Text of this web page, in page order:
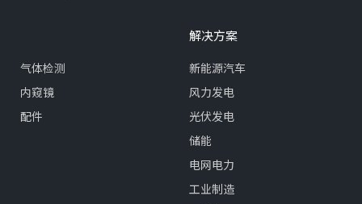
气体检测
内窥镜
配件
解决方案
新能源汽车
风力发电
光伏发电
储能
电网电力
工业制造